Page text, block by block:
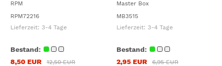
RPM
RPM72216
Lieferzeit: 3-4 Tage
Bestand:
8,50 EUR
12,50 EUR
Master Box
MB3515
Lieferzeit: 3-4 Tage
Bestand:
2,95 EUR
6,95 EUR